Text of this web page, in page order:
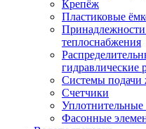
Крепёж
Пластиковые
Принадлежности
теплоснабжения
гидравлические
Системы подачи
Счетчики
Уплотнительные
Фасонные